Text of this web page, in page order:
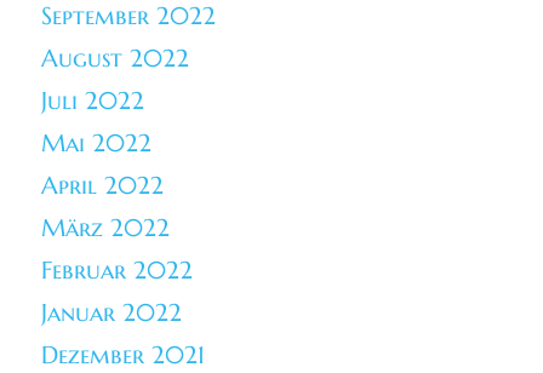
September 2022
August 2022
Juli 2022
Mai 2022
April 2022
März 2022
Februar 2022
Januar 2022
Dezember 2021